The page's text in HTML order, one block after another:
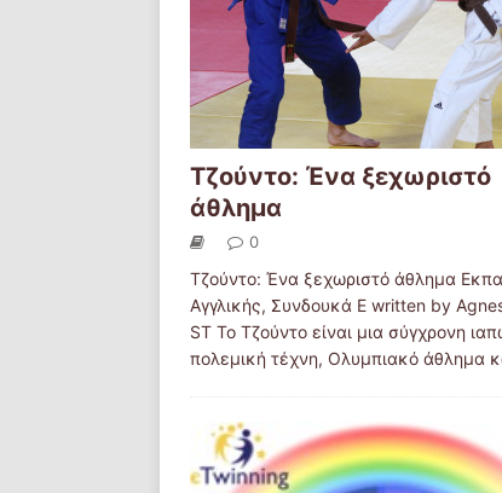
Τζούντο: Ένα ξεχωριστό
άθλημα
0
Τζούντο: Ένα ξεχωριστό άθλημα
Αγγλικής, Συνδουκά Ε written by
ST Το Τζούντο είναι μια σύγχρονη
πολεμική τέχνη, Ολυμπιακό άθλημα